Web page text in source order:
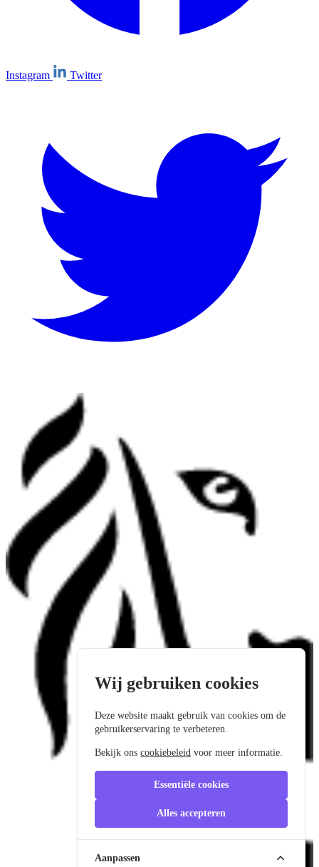
Instagram Twitter
Wij gebruiken cookies
Deze website maakt gebruik van cookies om de
gebruikerservaring te verbeteren.
Bekijk onscookiebeleid voor meer informatie.
Essentiële cookies
Alles accepteren
Aanpassen